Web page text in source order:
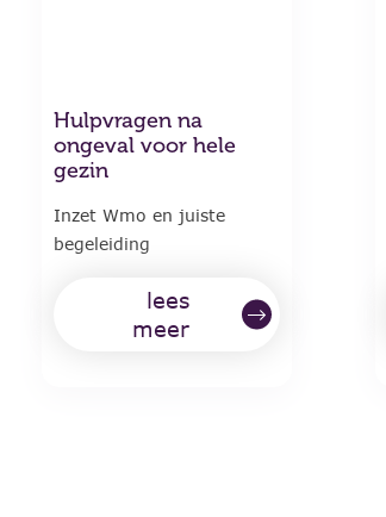
Hulpvragen na
ongeval voor hele
gezin
Inzet Wmo en juiste
begeleiding
lees
meer